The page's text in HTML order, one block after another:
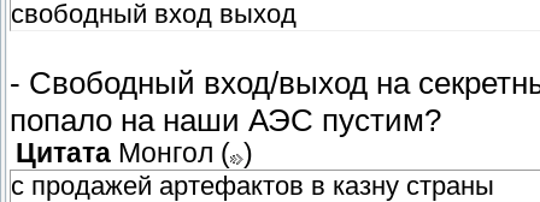
свободный вход выход
- Свободный вход/выход на
попало на наши АЭС пустим?
Цитата Монгол ( )
с продажей артефактов в казну страны